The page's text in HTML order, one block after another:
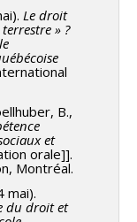
Le droit
» ?
B.,
et
orale]].
Montréal.
mai).
du droit et